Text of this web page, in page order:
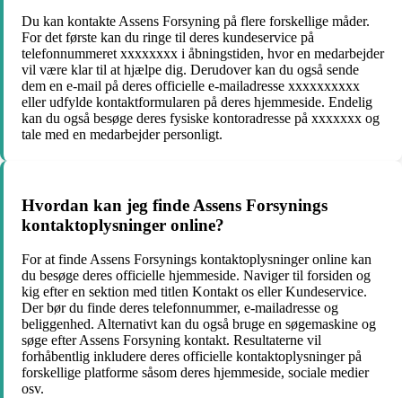
Du kan kontakte Assens Forsyning på flere forskellige måder.
For det første kan du ringe til deres kundeservice på
telefonnummeret xxxxxxxx i åbningstiden, hvor en medarbejder
vil være klar til at hjælpe dig. Derudover kan du også sende
dem en e-mail på deres officielle e-mailadresse xxxxxxxxxx
eller udfylde kontaktformularen på deres hjemmeside. Endelig
kan du også besøge deres fysiske kontoradresse på xxxxxxx og
tale med en medarbejder personligt.
Hvordan kan jeg finde Assens Forsynings
kontaktoplysninger online?
For at finde Assens Forsynings kontaktoplysninger online kan
du besøge deres officielle hjemmeside. Naviger til forsiden og
kig efter en sektion med titlen Kontakt os eller Kundeservice.
Der bør du finde deres telefonnummer, e-mailadresse og
beliggenhed. Alternativt kan du også bruge en søgemaskine og
søge efter Assens Forsyning kontakt. Resultaterne vil
forhåbentlig inkludere deres officielle kontaktoplysninger på
forskellige platforme såsom deres hjemmeside, sociale medier
osv.